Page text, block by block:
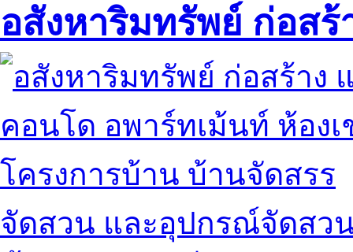
อสังหาริมทรัพย์ ก่อส
คอนโด อพาร์ทเม้นท์ ห้องเ
โครงการบ้าน บ้านจัดสรร
จัดสวน และอุปกรณ์จัดสว